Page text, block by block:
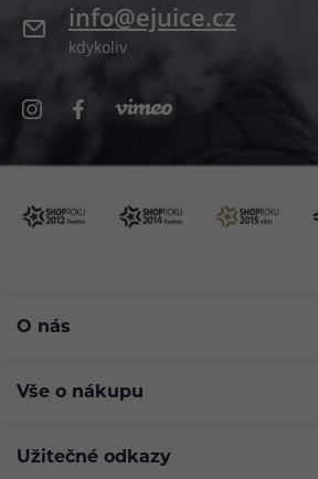
info@ejuice.cz
kdykoliv
O nás
Vše o nákupu
Užitečné odkazy